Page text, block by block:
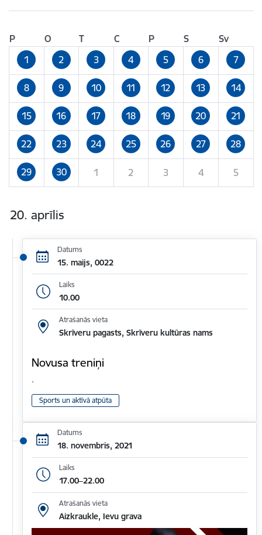
P O T C P S
Sv
1
2 3 4 5 6 7
8 9 10 11 12 13 14
15 16 17 18 19 20 21
22 23 24 25 26 27 28
29 30 1 2 3 4 5
20. aprīlis
Datums
15. maijs, 0022
Laiks
10.00
Atrašanās vieta
Skrīveru pagasts, Skrīveru kultūras nams
Novusa treniņi
.
Sports un aktīvā atpūta
Datums
18. novembris, 2021
Laiks
17.00–22.00
Atrašanās vieta
Aizkraukle, Ievu grava